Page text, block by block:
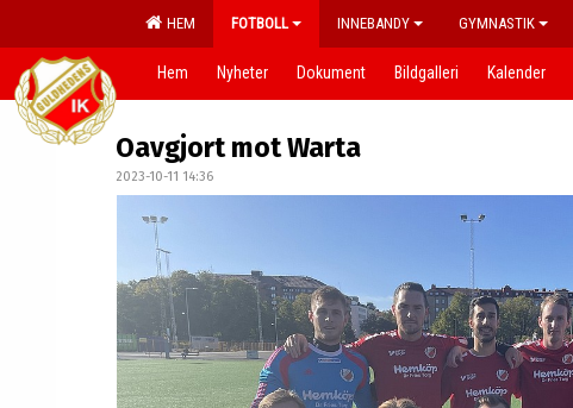
HEM FOTBOLL INNEBANDY GYMNASTIK
Hem Nyheter Dokument Bildgalleri Kalender
Oavgjort mot Warta
2023-10-11 14:36